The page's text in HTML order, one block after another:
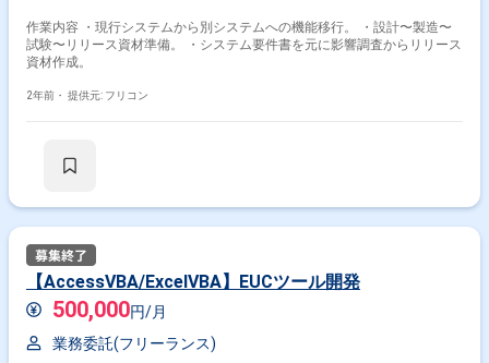
作業内容 ・現行システムから別システムへの機能移行。 ・設計〜製造〜
試験〜リリース資材準備。 ・システム要件書を元に影響調査からリリース
資材作成。
2年前・ 提供元: フリコン
【AccessVBA/ExcelVBA】EUCツール開発
500,000円/月
業務委託(フリーランス)